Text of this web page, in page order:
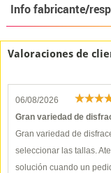
Info fabricante/
Valoraciones de
06/08/2026
Gran variedad de
Gran variedad de
seleccionar las tallas.
solución cuando un